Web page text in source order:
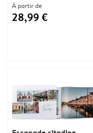
À partir de
28,99 €